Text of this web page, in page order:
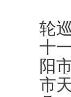
记
轮
十
阳
市